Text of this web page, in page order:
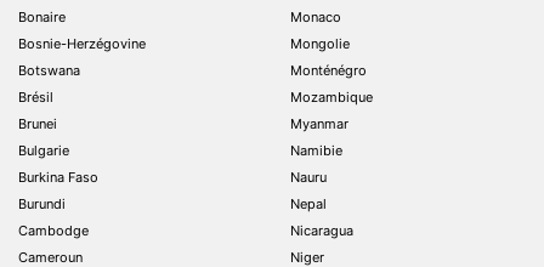
Bonaire
Bosnie-Herzégovine
Botswana
Brésil
Brunei
Bulgarie
Burkina Faso
Burundi
Cambodge
Cameroun
Monaco
Mongolie
Monténégro
Mozambique
Myanmar
Namibie
Nauru
Nepal
Nicaragua
Niger